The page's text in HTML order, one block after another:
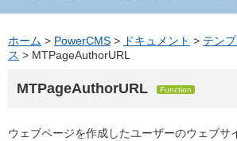
ホーム > PowerCMS > ドキュメント > テン
ス > MTPageAuthorURL
MTPageAuthorURL Function
ウェブページを作成したユーザーのウェブサ